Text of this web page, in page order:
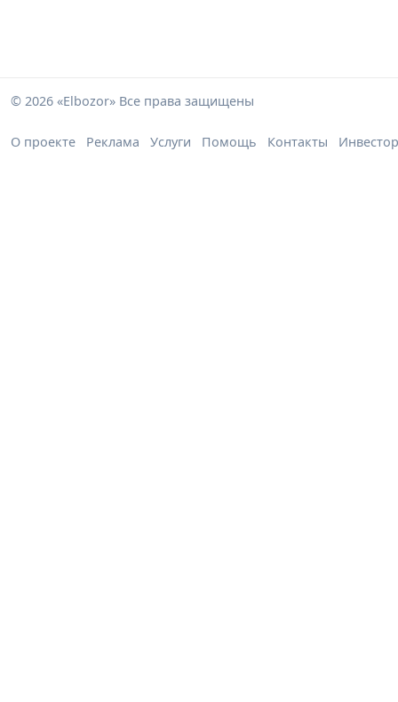
© 2026 «Elbozor» Все права защищены
О проекте Реклама Услуги Помощь Контакты